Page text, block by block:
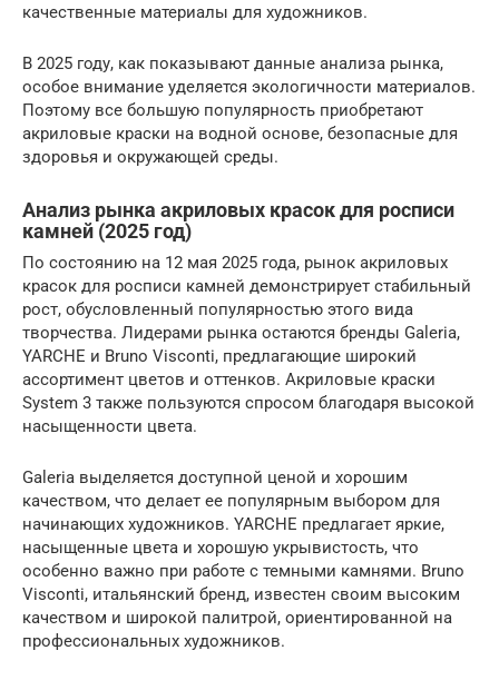
качественные материалы для художников.
В 2025 году, как показывают данные анализа рынка,
особое внимание уделяется экологичности материалов.
Поэтому все большую популярность приобретают
акриловые краски на водной основе, безопасные для
здоровья и окружающей среды.
Анализ рынка акриловых красок для росписи
камней (2025 год)
По состоянию на 12 мая 2025 года, рынок акриловых
красок для росписи камней демонстрирует стабильный
рост, обусловленный популярностью этого вида
творчества. Лидерами рынка остаются бренды Galeria,
YARCHE и Bruno Visconti, предлагающие широкий
ассортимент цветов и оттенков. Акриловые краски
System 3 также пользуются спросом благодаря высокой
насыщенности цвета.
Galeria выделяется доступной ценой и хорошим
качеством, что делает ее популярным выбором для
начинающих художников. YARCHE предлагает яркие,
насыщенные цвета и хорошую укрывистость, что
особенно важно при работе с темными камнями. Bruno
Visconti, итальянский бренд, известен своим высоким
качеством и широкой палитрой, ориентированной на
профессиональных художников.